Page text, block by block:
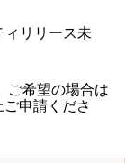
ィリリース未
ご希望の場合は
申請くださ